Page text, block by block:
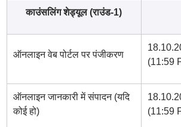
काउंसलिंग शेड्यूल (राउंड-1)
ऑनलाइन वेब पोर्टल पर पंजीकरण
(11:59
ऑनलाइन जानकारी में संपादन (यदि
कोई हो)
(11:59